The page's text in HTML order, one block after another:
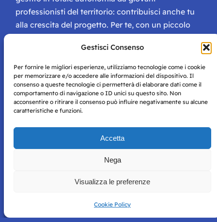
Gestisci Consenso
Per fornire le migliori esperienze, utilizziamo tecnologie come i cookie
per memorizzare e/o accedere alle informazioni del dispositivo. Il
consenso a queste tecnologie ci permetterà di elaborare dati come il
comportamento di navigazione o ID unici su questo sito. Non
acconsentire o ritirare il consenso può influire negativamente su alcune
caratteristiche e funzioni.
Accetta
Nega
Visualizza le preferenze
Cookie Policy
professionisti del territorio: contribuisci anche tu
alla crescita del progetto. Per te, con un piccolo
tessera di Storie Campane, libri e magazine gratis
e inviti ad eventi esclusivi!
Storie di Napoli è una testata registrata presso il tribunale di
per mero scopo didattico e informativo.
perseguito secondo i termini di legge. Si nega l’utilizzo delle